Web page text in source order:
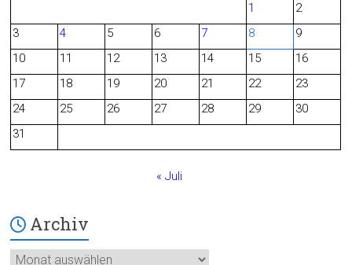
b
o
1
2
3
4 5 6 7 8
9
10
11 12 13 14 15
16
17
18 19 20 21 22
23
24
25 26 27 28 29
30
31
« Juli
Archiv
Archiv